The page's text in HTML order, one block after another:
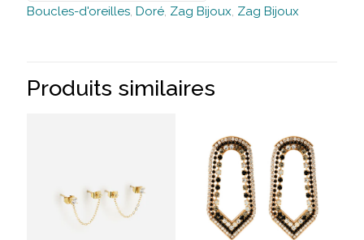
Boucles-d'oreilles, Doré, Zag Bijoux, Zag Bijoux
Produits similaires